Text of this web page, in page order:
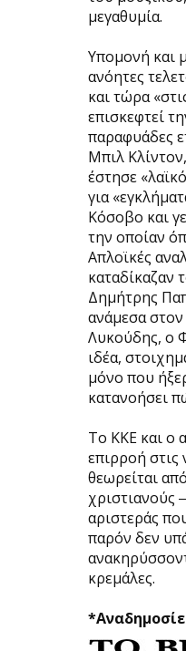
μεγαθυμία.
Υπομονή και
ανόητες
και τώρα
επισκεφτεί
παραφυάδες
Μπιλ
έστησε
για
Κόσοβο και
την οποίαν
Aπλοϊκές
καταδίκαζαν
Δημήτρης
ανάμεσα
Λυκούδης, ο
ιδέα,
μόνο που
κατανοήσει
Το ΚΚΕ και ο
επιρροή στις
θεωρείται
χριστιανούς
αριστεράς
παρόν δεν
κρεμάλες.